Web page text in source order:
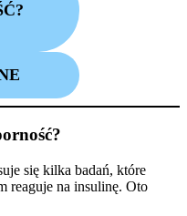
się kilka badań, które
reaguje na insulinę. Oto